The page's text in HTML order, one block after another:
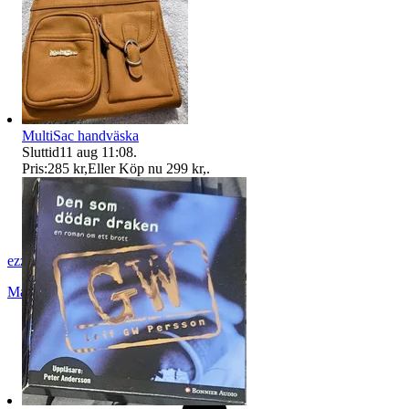
ezzz_ezzz
Malmö
Sverige
MultiSac handväska
Sluttid11 aug 11:08.
Pris:285 kr,Eller Köp nu 299 kr,.